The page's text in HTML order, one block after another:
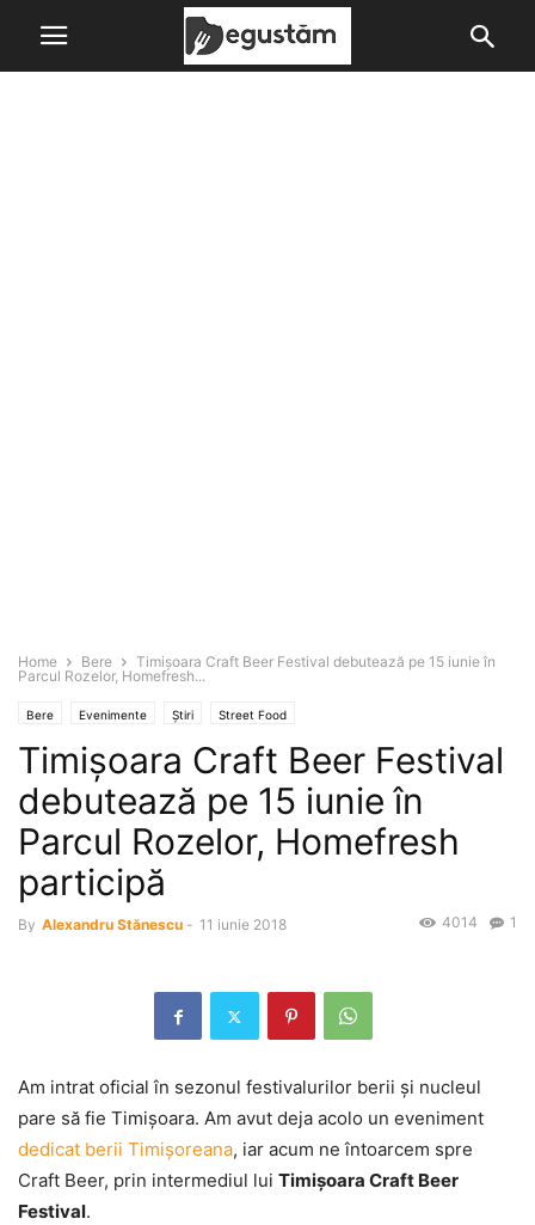
Home Bere
Timişoara Craft Beer Festival debutează pe 15 iunie în
Parcul Rozelor, Homefresh...
Bere Evenimente Știri Street Food
Timişoara Craft Beer Festival
debutează pe 15 iunie în
Parcul Rozelor, Homefresh
participă
By Alexandru Stănescu - 11 iunie 2018 1
4014
Am intrat oficial în sezonul festivalurilor berii şi nucleul
pare să fie Timişoara. Am avut deja acolo un eveniment
dedicat berii Timişoreana, iar acum ne întoarcem spre
Craft Beer, prin intermediul lui Timişoara Craft Beer
Festival.